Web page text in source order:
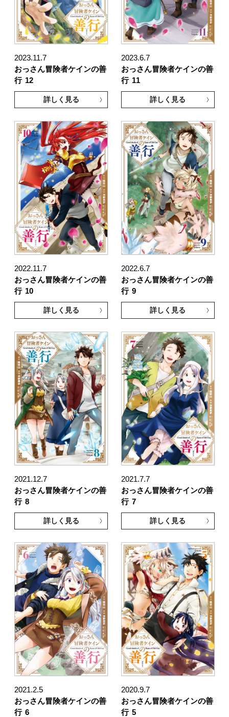
2023.11.7
おっさん冒険者ケインの善
行 12
詳しく見る
2023.6.7
おっさん冒険者ケインの善
行 11
詳しく見る
2022.11.7
おっさん冒険者ケインの善
行 10
詳しく見る
2022.6.7
おっさん冒険者ケインの善
行 9
詳しく見る
2021.12.7
おっさん冒険者ケインの善
行 8
詳しく見る
2021.7.7
おっさん冒険者ケインの善
行 7
詳しく見る
2021.2.5
おっさん冒険者ケインの善
行 6
2020.9.7
おっさん冒険者ケインの善
行 5